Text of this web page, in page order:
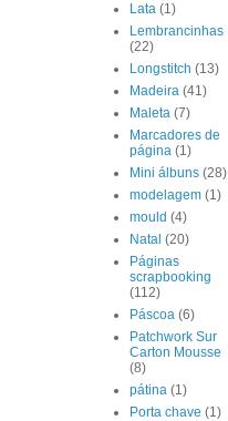
Lata (1)
Lembrancinhas
(22)
Longstitch (13)
Madeira (41)
Maleta (7)
Marcadores de
página (1)
Mini álbuns (28)
modelagem (1)
mould (4)
Natal (20)
Páginas
scrapbooking
(112)
Páscoa (6)
Patchwork Sur
Carton Mousse
(8)
pátina (1)
Porta chave (1)